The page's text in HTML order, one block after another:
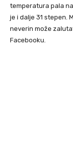
temperatura pala
je i dalje 31 stepen.
neverin može
Facebooku.